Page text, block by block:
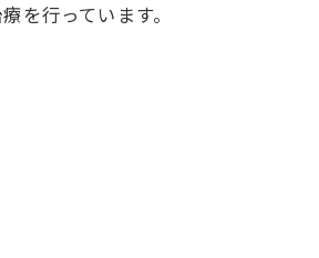
を行っています。